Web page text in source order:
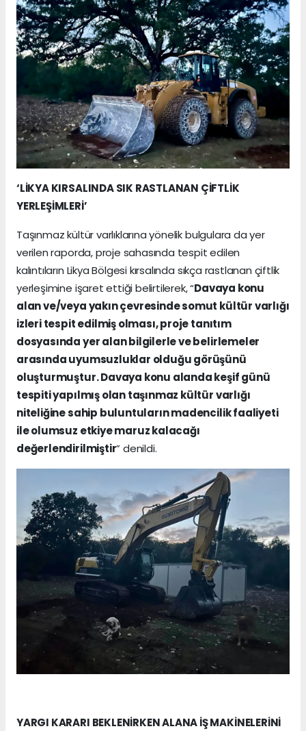
‘LİKYA KIRSALINDA SIK RASTLANAN ÇİFTLİK
YERLEŞİMLERİ’
Taşınmaz kültür varlıklarına yönelik bulgulara da yer
verilen raporda, proje sahasında tespit edilen
kalıntıların Likya Bölgesi kırsalında sıkça rastlanan çiftlik
yerleşimine işaret ettiği belirtilerek, “Davaya konu
alan ve/veya yakın çevresinde somut kültür varlığı
izleri tespit edilmiş olması, proje tanıtım
dosyasında yer alan bilgilerle ve belirlemeler
arasında uyumsuzluklar olduğu görüşünü
oluşturmuştur. Davaya konu alanda keşif günü
tespiti yapılmış olan taşınmaz kültür varlığı
niteliğine sahip buluntuların madencilik faaliyeti
ile olumsuz etkiye maruz kalacağı
değerlendirilmiştir” denildi.
YARGI KARARI BEKLENİRKEN ALANA İŞ MAKİNELERİNİ